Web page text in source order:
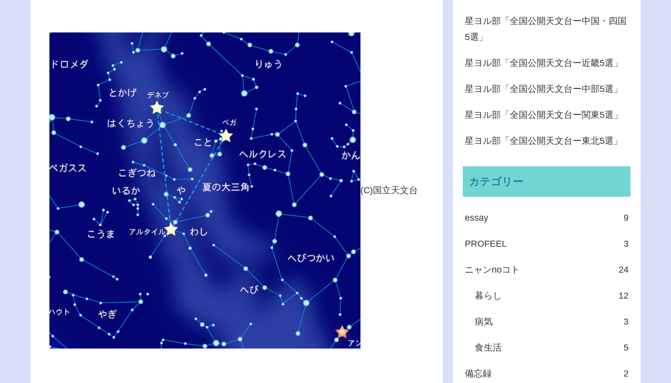
(C)国立天文台
星ヨル部「全国公開天文台ー中国・四国
5選」
星ヨル部「全国公開天文台ー近畿5選」
星ヨル部「全国公開天文台ー中部5選」
星ヨル部「全国公開天文台ー関東5選」
星ヨル部「全国公開天文台ー東北5選」
カテゴリー
essay 9
PROFEEL 3
ニャンnoコト 24
暮らし 12
病気 3
食生活 5
備忘録 2